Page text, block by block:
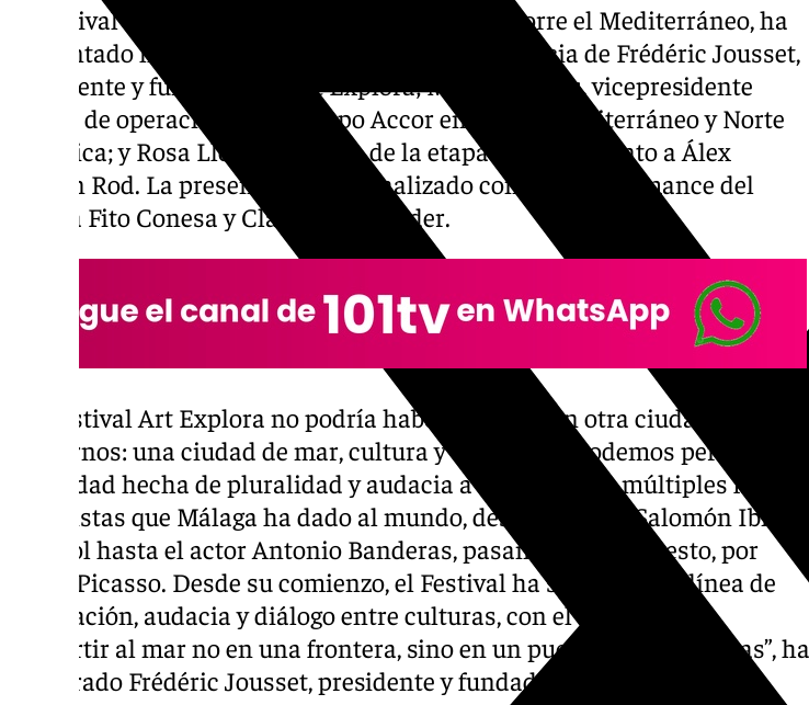
El festival cultural itinerante y gratuito que recorre el Mediterráneo, ha
presentado hoy su escala española con la presencia de Frédéric Jousset,
presidente y fundador de Art Explora; Marc Serasols, vicepresidente
senior de operaciones del Grupo Accor en Iberia, Mediterráneo y Norte
de África; y Rosa Lleó, comisaria de la etapa española junto a Álex
Martín Rod. La presentación ha finalizado con una performance del
artista Fito Conesa y Claudia Schneider.
“El Festival Art Explora no podría haber soñado con otra ciudad para
recibirnos: una ciudad de mar, cultura y aventuras. Podemos percibir esa
identidad hecha de pluralidad y audacia a través de las múltiples figuras
de artistas que Málaga ha dado al mundo, desde el poeta Salomón Ibn
Gabirol hasta el actor Antonio Banderas, pasando, por supuesto, por
Pablo Picasso. Desde su comienzo, el Festival ha seguido esta línea de
innovación, audacia y diálogo entre culturas, con el propósito de
convertir al mar no en una frontera, sino en un puente entre culturas”, ha
asegurado Frédéric Jousset, presidente y fundador de Art Explora.